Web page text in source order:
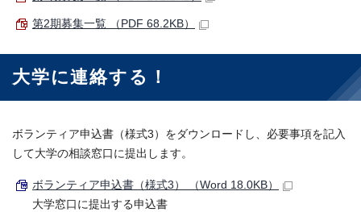
第2期募集一覧 （PDF 68.2KB）
大学に連絡する！
ボランティア申込書（様式3）をダウンロードし、必要事項を記入
して大学の相談窓口に提出します。
ボランティア申込書（様式3） （Word 18.0KB）
大学窓口に提出する申込書